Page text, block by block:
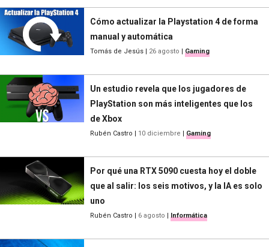
Cómo actualizar la Playstation 4 de forma
manual y automática
Tomás de Jesús | 26 agosto | Gaming
Un estudio revela que los jugadores de
PlayStation son más inteligentes que los
de Xbox
Rubén Castro | 10 diciembre | Gaming
Por qué una RTX 5090 cuesta hoy el doble
que al salir: los seis motivos, y la IA es solo
uno
Rubén Castro | 6 agosto | Informática